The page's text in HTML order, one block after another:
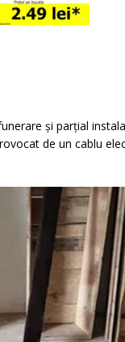
și parțial
de un cablu